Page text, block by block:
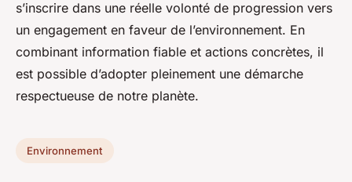
s’inscrire dans une réelle volonté de progression vers
un engagement en faveur de l’environnement. En
combinant information fiable et actions concrètes, il
est possible d’adopter pleinement une démarche
respectueuse de notre planète.
Environnement